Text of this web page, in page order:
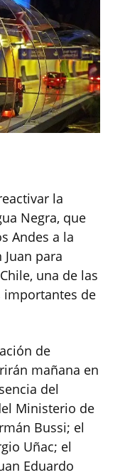
la
Negra, que
Andes a la
para
una de las
importantes de
de
mañana en
del
Ministerio de
Bussi; el
Uñac; el
Eduardo